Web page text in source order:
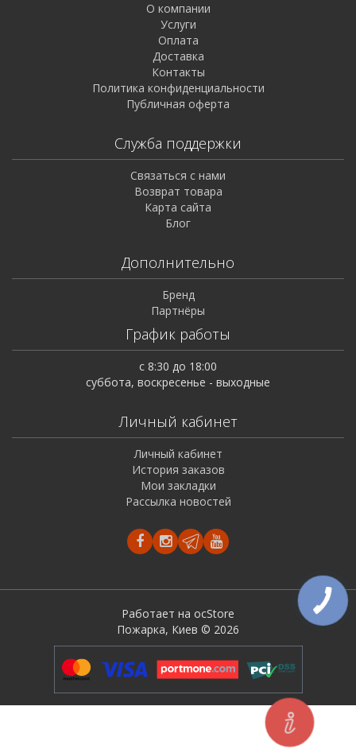
О компании
Услуги
Оплата
Доставка
Контакты
Политика конфиденциальности
Публичная оферта
Служба поддержки
Связаться с нами
Возврат товара
Карта сайта
Блог
Дополнительно
Бренд
Партнёры
График работы
с 8:30 до 18:00
суббота, воскресенье - выходные
Личный кабинет
Личный кабинет
История заказов
Мои закладки
Рассылка новостей
Работает на ocStore
Пожарка, Киев © 2026